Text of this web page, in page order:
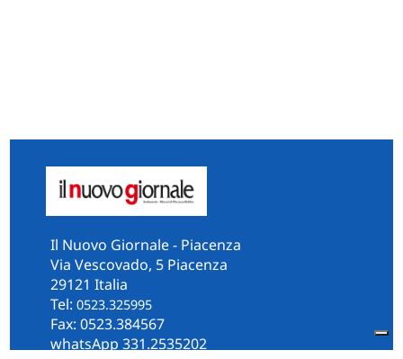
Il Nuovo Giornale - Piacenza
Via Vescovado, 5 Piacenza
29121 Italia
Tel: 0523.325995
Fax: 0523.384567
whatsApp 331.2535202